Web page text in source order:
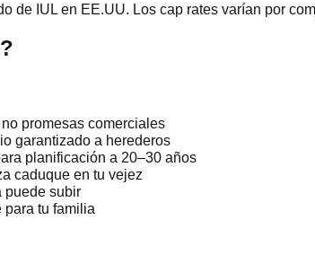
de IUL en EE.UU. Los cap rates varían por
promesas comerciales
garantizado a herederos
planificación a 20–30 años
caduque en tu vejez
puede subir
para tu familia